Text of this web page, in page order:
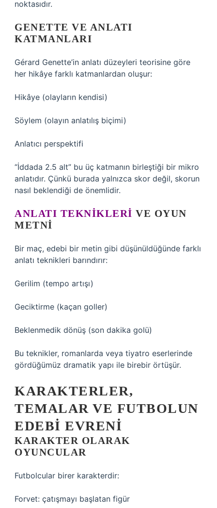
noktasıdır.
GENETTE VE ANLATI
KATMANLARI
Gérard Genette’in anlatı düzeyleri teorisine göre
her hikâye farklı katmanlardan oluşur:
Hikâye (olayların kendisi)
Söylem (olayın anlatılış biçimi)
Anlatıcı perspektifi
“İddada 2.5 alt” bu üç katmanın birleştiği bir mikro
anlatıdır. Çünkü burada yalnızca skor değil, skorun
nasıl beklendiği de önemlidir.
ANLATI TEKNIKLERI VE OYUN
METNI
Bir maç, edebi bir metin gibi düşünüldüğünde farklı
anlatı teknikleri barındırır:
Gerilim (tempo artışı)
Geciktirme (kaçan goller)
Beklenmedik dönüş (son dakika golü)
Bu teknikler, romanlarda veya tiyatro eserlerinde
gördüğümüz dramatik yapı ile birebir örtüşür.
KARAKTERLER,
TEMALAR VE FUTBOLUN
EDEBI EVRENI
KARAKTER OLARAK
OYUNCULAR
Futbolcular birer karakterdir:
Forvet: çatışmayı başlatan figür